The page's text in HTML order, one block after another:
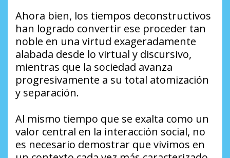
Ahora bien, los tiempos deconstructivos
han logrado convertir ese proceder tan
noble en una virtud exageradamente
alabada desde lo virtual y discursivo,
mientras que la sociedad avanza
progresivamente a su total atomización
y separación.
Al mismo tiempo que se exalta como un
valor central en la interacción social, no
es necesario demostrar que vivimos en